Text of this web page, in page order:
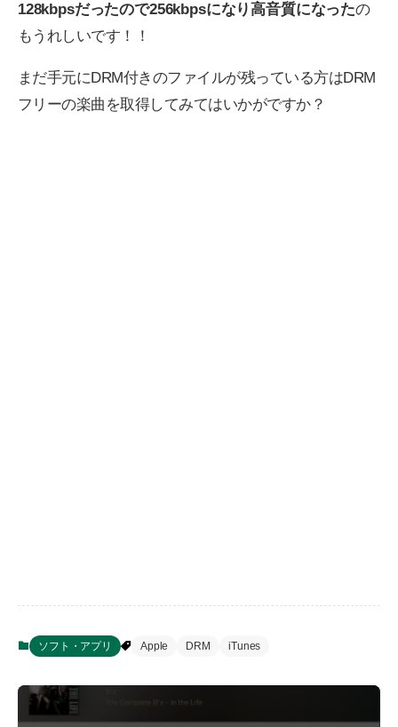
128kbpsだったので256kbpsになり高音質になったの
もうれしいです！！
まだ手元にDRM付きのファイルが残っている方はDRM
フリーの楽曲を取得してみてはいかがですか？
ソフト・アプリ Apple DRM iTunes